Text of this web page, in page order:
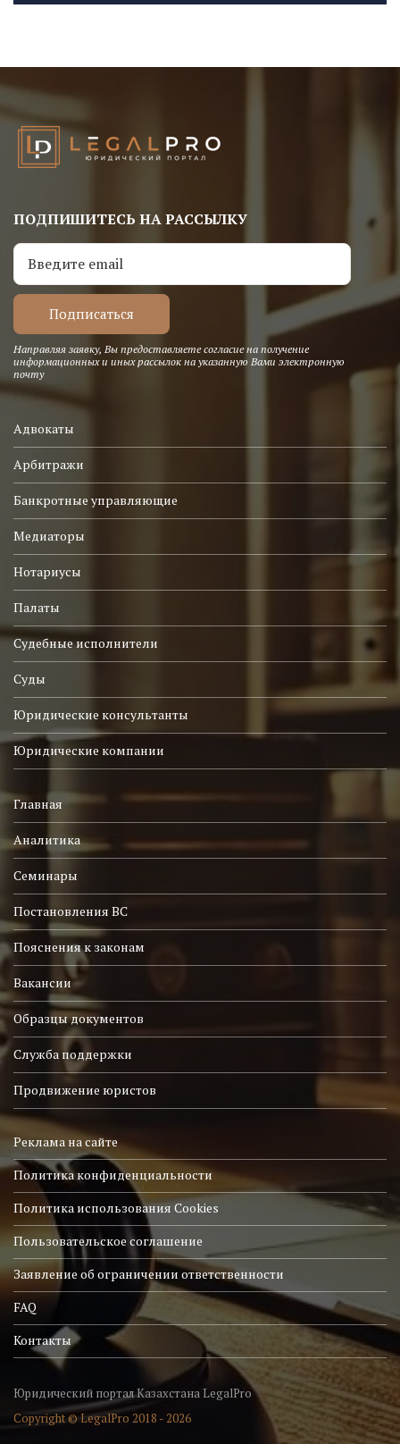
ПОДПИШИТЕСЬ НА РАССЫЛКУ
Направляя заявку, Вы предоставляете согласие на получение
информационных и иных рассылок на указанную Вами электронную
почту
Адвокаты
Арбитражи
Банкротные управляющие
Медиаторы
Нотариусы
Палаты
Судебные исполнители
Суды
Юридические консультанты
Юридические компании
Главная
Аналитика
Семинары
Постановления ВС
Пояснения к законам
Вакансии
Образцы документов
Служба поддержки
Продвижение юристов
Реклама на сайте
Политика конфиденциальности
Политика использования Cookies
Пользовательское соглашение
Заявление об ограничении ответственности
FAQ
Контакты
Юридический портал Казахстана LegalPro
Copyright © LegalPro 2018 - 2026